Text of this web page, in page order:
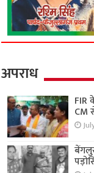
अपराध
FIR
CM